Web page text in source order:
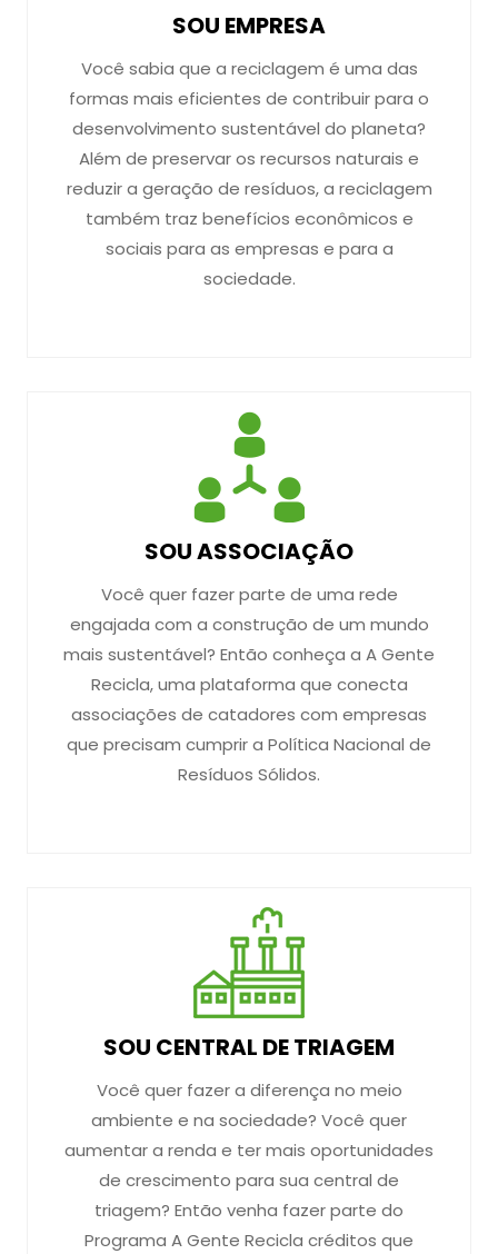
SOU EMPRESA
Você sabia que a reciclagem é uma das
formas mais eficientes de contribuir para o
desenvolvimento sustentável do planeta?
Além de preservar os recursos naturais e
reduzir a geração de resíduos, a reciclagem
também traz benefícios econômicos e
sociais para as empresas e para a
sociedade.
SOU ASSOCIAÇÃO
Você quer fazer parte de uma rede
engajada com a construção de um mundo
mais sustentável? Então conheça a A Gente
Recicla, uma plataforma que conecta
associações de catadores com empresas
que precisam cumprir a Política Nacional de
Resíduos Sólidos.
SOU CENTRAL DE TRIAGEM
Você quer fazer a diferença no meio
ambiente e na sociedade? Você quer
aumentar a renda e ter mais oportunidades
de crescimento para sua central de
triagem? Então venha fazer parte do
Programa A Gente Recicla créditos que